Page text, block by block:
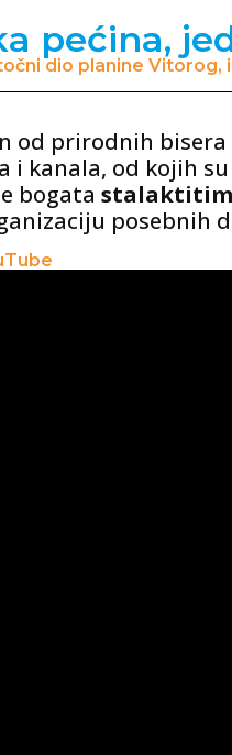
pećina,
dio planine Vitorog,
od prirodnih bisera
i kanala, od kojih
bogata
posebnih